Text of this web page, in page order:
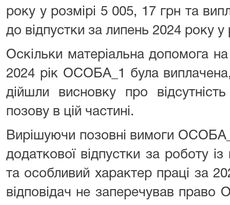
року у розмірі 5 005, 17 грн та
до відпустки за липень 2024 року у
Оскільки матеріальна допомога
2024 рік ОСОБА_1 була виплачена,
дійшли висновку про
позову в цій частині.
Вирішуючи позовні вимоги
додаткової відпустки за роботу
та особливий характер праці за
відповідач не заперечував право